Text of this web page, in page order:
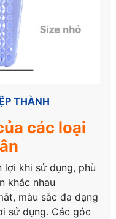
THÀNH
các loại
lợi khi sử dụng, phù
khác nhau
màu sắc đa dạng
sử dụng. Các góc